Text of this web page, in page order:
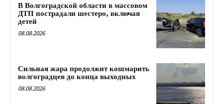
В Волгоградской области в массовом
ДТП пострадали шестеро, включая
детей
08.08.2026
Сильная жара продолжит кошмарить
волгоградцев до конца выходных
08.08.2026